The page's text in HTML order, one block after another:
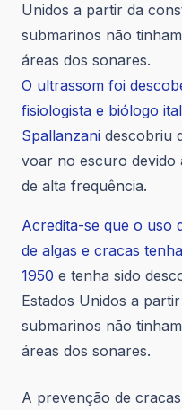
Unidos a partir da
submarinos não
áreas dos sonares.
O ultrassom foi
fisiologista e biólogo
Spallanzani descobriu
voar no escuro devido
de alta frequência.
Acredita-se que o uso
de algas e cracas
1950 e tenha sido
Estados Unidos a
submarinos não
áreas dos sonares.
A prevenção de